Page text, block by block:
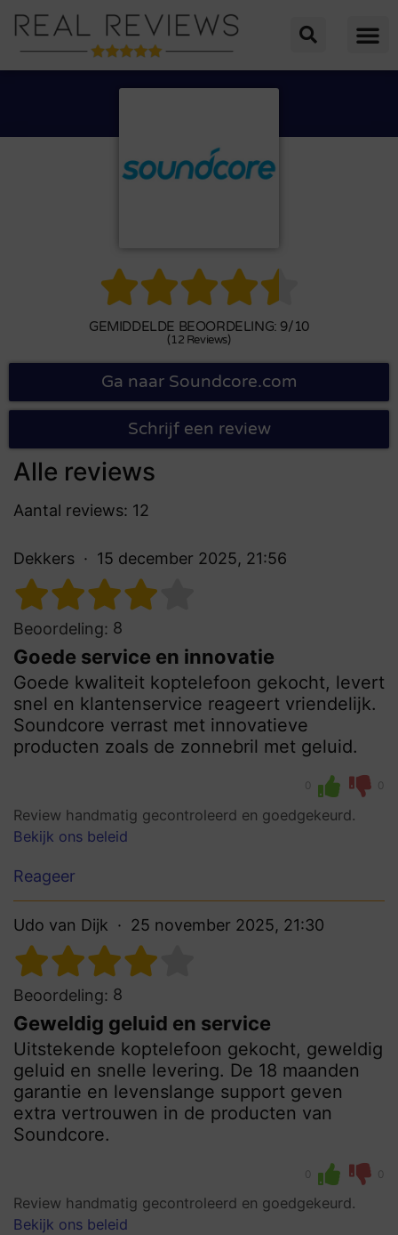

GEMIDDELDE BEOORDELING: 9/10
(12 Reviews)
Ga naar Soundcore.com
Schrijf een review
Alle reviews
Aantal reviews: 12
Dekkers 15 december 2025, 21:56
Beoordeling: 8
Goede service en innovatie
Goede kwaliteit koptelefoon gekocht, levert
snel en klantenservice reageert vriendelijk.
Soundcore verrast met innovatieve
producten zoals de zonnebril met geluid.
0 0
Review handmatig gecontroleerd en goedgekeurd.
Bekijk ons beleid
Reageer
Udo van Dijk 25 november 2025, 21:30
Beoordeling: 8
Geweldig geluid en service
Uitstekende koptelefoon gekocht, geweldig
geluid en snelle levering. De 18 maanden
garantie en levenslange support geven
extra vertrouwen in de producten van
Soundcore.
0 0
Review handmatig gecontroleerd en goedgekeurd.
Bekijk ons beleid